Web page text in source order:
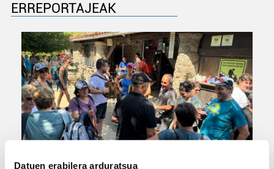
Datuen erabilera arduratsua
ERREPORTAJEAK